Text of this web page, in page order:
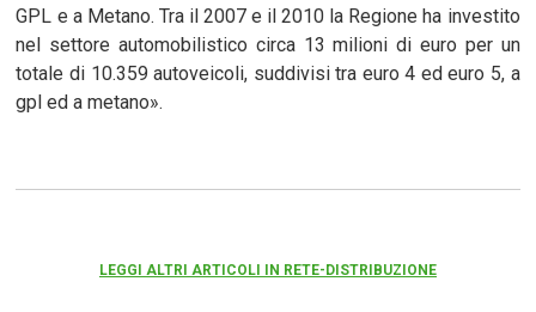
GPL e a Metano. Tra il 2007 e il 2010 la Regione ha investito
nel settore automobilistico circa 13 milioni di euro per un
totale di 10.359 autoveicoli, suddivisi tra euro 4 ed euro 5, a
gpl ed a metano».
LEGGI ALTRI ARTICOLI IN RETE-DISTRIBUZIONE